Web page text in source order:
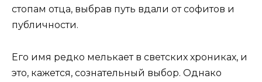
стопам отца, выбрав путь вдали от софитов и
публичности.
Его имя редко мелькает в светских хрониках, и
это, кажется, сознательный выбор. Однако